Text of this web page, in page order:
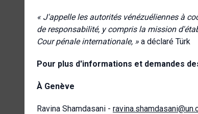
« J'appelle les autorités vénézuéliennes à
de responsabilité, y compris la mission
Cour pénale internationale, » a déclaré Türk
Pour plus d'informations et demandes
À Genève
Ravina Shamdasani -